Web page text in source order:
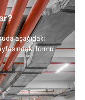
aşağıdaki
formu